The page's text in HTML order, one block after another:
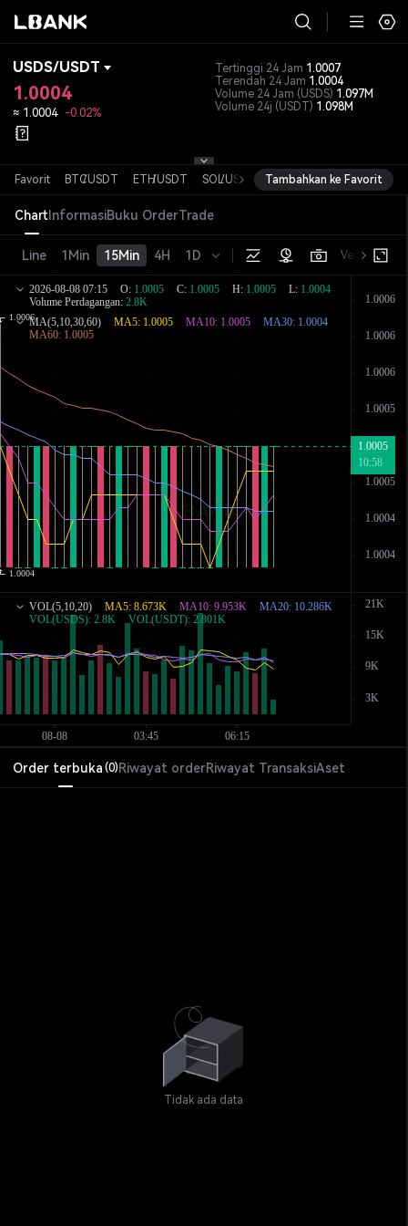
USDS/USDT
1.0004
≈ 1.0004 -0.02%
Tertinggi 24 Jam 1.0007
Terendah 24 Jam 1.0004
Volume 24 Jam (USDS) 1.097M
Volume 24j (USDT) 1.098M
Favorit BTC/USDT ETH/USDT SOL/USDT XRP/USDT DOGE/USDT
Tambahkan ke Favorit
ChartInformasiBuku OrderTrade
Line 1Min 15Min 4H 1D Versi dasar
Order terbuka (0)Riwayat orderRiwayat TransaksiAset
Tidak ada data